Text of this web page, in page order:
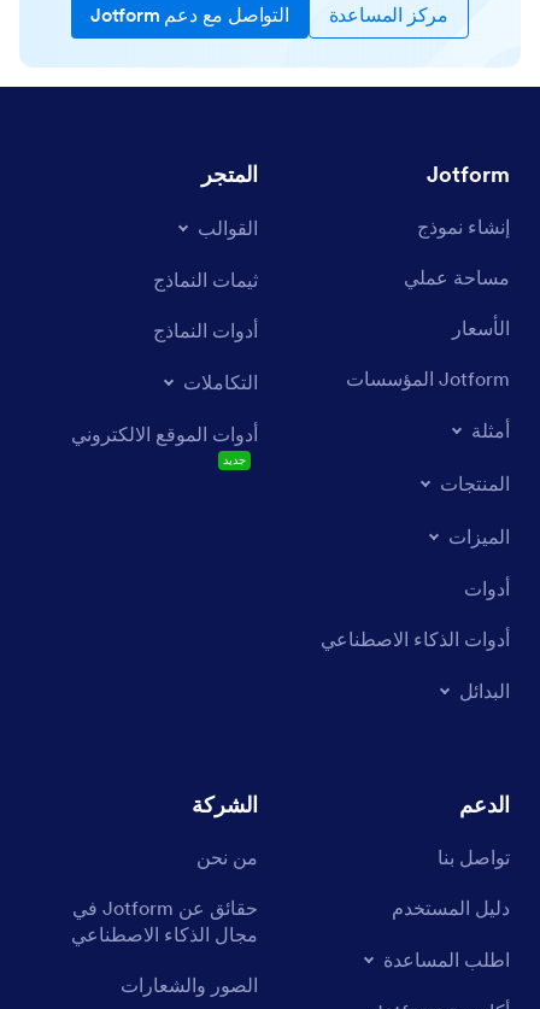
مركز المساعدة التواصل مع دعم Jotform
Jotform
إنشاء نموذج
مساحة عملي
الأسعار
Jotform المؤسسات
أمثلة
المنتجات
الميزات
أدوات
أدوات الذكاء الاصطناعي
البدائل
المتجر
القوالب
ثيمات النماذج
أدوات النماذج
التكاملات
أدوات الموقع الالكتروني
جديد
الدعم
تواصل بنا
دليل المستخدم
اطلب المساعدة
الشركة
من نحن
حقائق عن Jotform في
مجال الذكاء الاصطناعي
الصور والشعارات